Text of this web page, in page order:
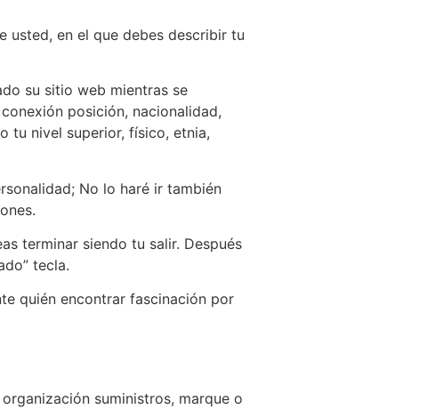
usted, en el que debes describir tu
su sitio web mientras se
posición, nacionalidad,
tu nivel superior, físico, etnia,
No lo haré ir también
terminar siendo tu salir. Después
tecla.
quién encontrar fascinación por
suministros, marque o